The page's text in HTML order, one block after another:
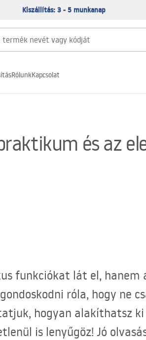
Kiszállítás: 3 - 5 munkanap
RólunkKapcsolat
és az
funkciókat lát el, hanem
róla, hogy ne
hogyan alakíthatsz
is lenyűgöz! Jó